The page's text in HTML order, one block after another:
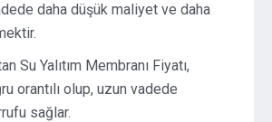
daha düşük maliyet ve daha
Su Yalıtım Membranı Fiyatı,
orantılı olup, uzun vadede
sağlar.